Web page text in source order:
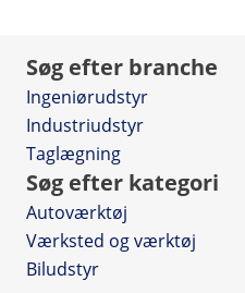
Søg efter branche
Ingeniørudstyr
Industriudstyr
Taglægning
Søg efter kategori
Autoværktøj
Værksted og værktøj
Biludstyr